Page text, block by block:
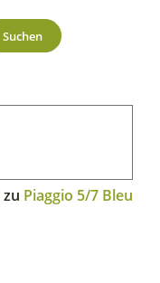
zu Piaggio 5/7 Bleu